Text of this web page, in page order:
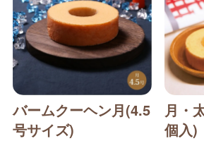
バームクーヘン月(4.5
号サイズ)
月・
個入)